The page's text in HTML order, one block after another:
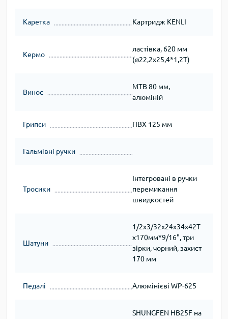
Каретка Картридж KENLI
Кермо
ластівка, 620 мм
(⌀22,2х25,4*1,2Т)
Винос
МТВ 80 мм,
алюміній
Грипси ПВХ 125 мм
Гальмівні ручки
Тросики
Інтегровані в ручки
перемикання
швидкостей
Шатуни
1/2х3/32х24х34х42T
х170мм*9/16", три
зірки, чорний, захист
170 мм
Педалі Алюмінієві WP-625
SHUNGFEN HB25F на